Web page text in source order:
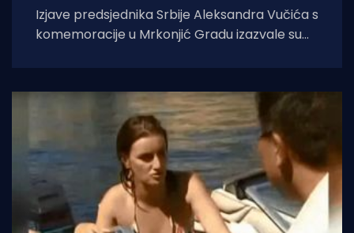
Izjave predsjednika Srbije Aleksandra Vučića s
komemoracije u Mrkonjić Gradu izazvale su